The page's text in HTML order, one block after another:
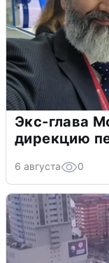
Экс-глава
дирекцию
6 августа 0